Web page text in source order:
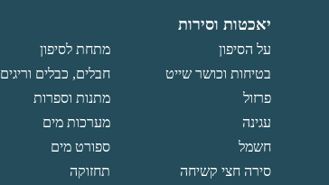
יאכטות וסירות
על הסיפון
מתחת לסיפון
בטיחות וכושר שייט
חבלים, כבלים וריגים
פרזול
מתנות וספרות
עגינה
מערכות מים
חשמל
ספורט מים
סירה חצי קשיחה
תחזוקה